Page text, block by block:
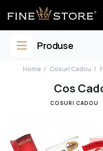
Produse
Home Cosuri Cadou
Cos
COSURI CADOU